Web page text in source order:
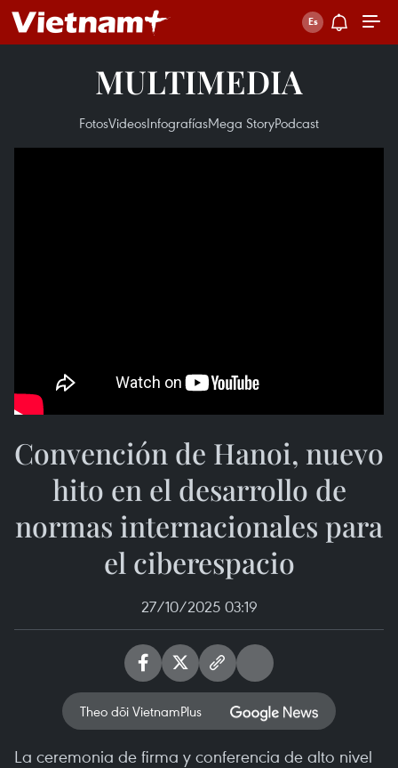
MULTIMEDIA
FotosVideosInfografíasMega StoryPodcast
Convención de Hanoi, nuevo
hito en el desarrollo de
normas internacionales para
el ciberespacio
27/10/2025 03:19
Theo dõi VietnamPlus
La ceremonia de firma y conferencia de alto nivel